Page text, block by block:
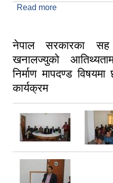
Read more
नेपाल सरकारका सह
खनालज्युको
निर्माण मापदण्ड
कार्यक्रम